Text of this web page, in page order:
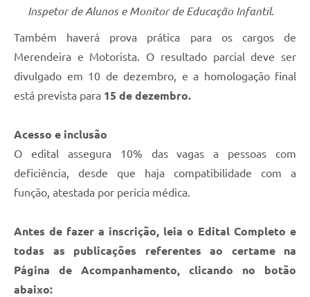
Inspetor de Alunos e Monitor de Educação Infantil.
Também haverá prova prática para os cargos de
Merendeira e Motorista. O resultado parcial deve ser
divulgado em 10 de dezembro, e a homologação final
está prevista para 15 de dezembro.
Acesso e inclusão
O edital assegura 10% das vagas a pessoas com
deficiência, desde que haja compatibilidade com a
função, atestada por perícia médica.
Antes de fazer a inscrição, leia o Edital Completo e
todas as publicações referentes ao certame na
Página de Acompanhamento, clicando no botão
abaixo: